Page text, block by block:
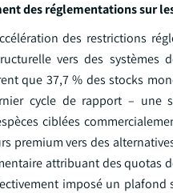
des réglementations sur
des restrictions
vers des systèmes
que 37,7 % des stocks
cycle de rapport –
ciblées
premium vers des
attribuant des quotas
imposé un